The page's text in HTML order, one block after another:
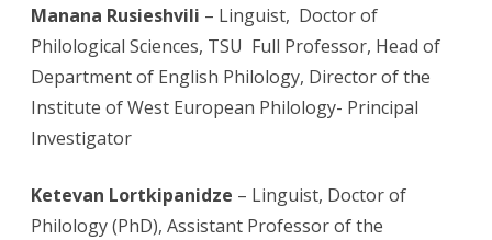
Manana Rusieshvili – Linguist, Doctor of
Philological Sciences, TSU Full Professor, Head of
Department of English Philology, Director of the
Institute of West European Philology- Principal
Investigator
Ketevan Lortkipanidze – Linguist, Doctor of
Philology (PhD), Assistant Professor of the